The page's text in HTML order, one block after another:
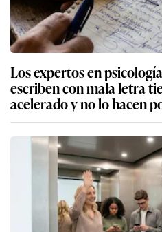
Los expertos en
escriben con mala letra
acelerado y no lo hacen